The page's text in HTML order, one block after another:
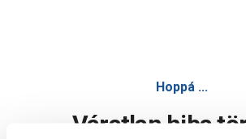
Hoppá ...
Váratlan hiba